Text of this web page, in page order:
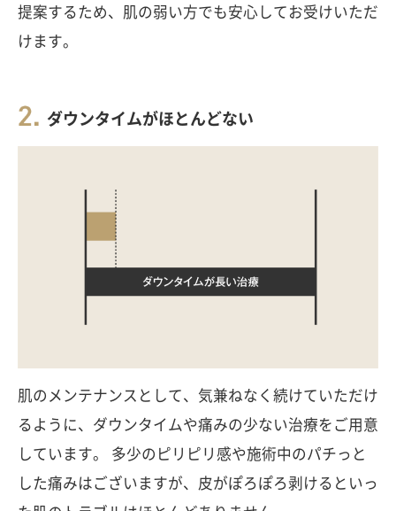
提案するため、肌の弱い方でも安心してお受けいただ
けます。
ダウンタイムがほとんどない
肌のメンテナンスとして、気兼ねなく続けていただけ
るように、ダウンタイムや痛みの少ない治療をご用意
しています。 多少のピリピリ感や施術中のパチっと
した痛みはございますが、皮がぽろぽろ剥けるといっ